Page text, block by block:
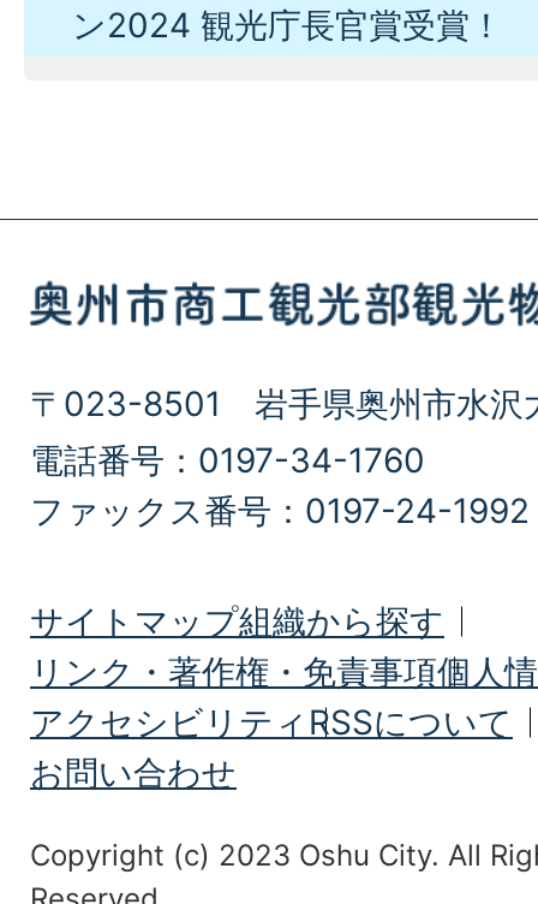
ン2024 観光庁長官賞受賞！
〒023-8501 岩手県奥州市水沢
電話番号：0197-34-1760
ファックス番号：0197-24-1992
サイトマップ組織から探す
リンク・著作権・免責事項個人
アクセシビリティ RSSについて
お問い合わせ
Copyright (c) 2023 Oshu City. All